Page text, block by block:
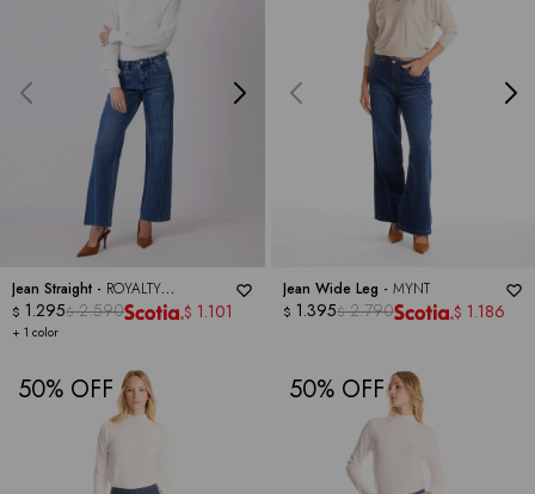
Jean Straight - ROYALTY
COLLECTION
+ 1 color
$ 1.295$ 2.590 $ 1.101
Jean Wide Leg - MYNT
$ 1.395$ 2.790 $ 1.186
50 50